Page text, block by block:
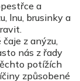
a
lnu, brusinky a
z anýzu,
nás z řady
potížích
způsobené